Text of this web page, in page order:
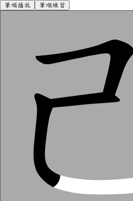
筆順播放 筆順練習